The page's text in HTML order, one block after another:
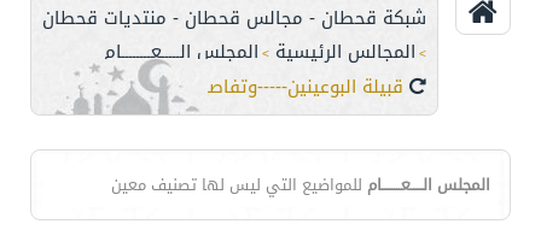
شبكة قحطان - مجالس قحطان - منتديات قحطان
> المجالس الرئيسية > المجلس الـــــعــــــــام
قبيلة البوعينين-----وتفاصيلها
المجلس الـــــعــــــــام للمواضيع التي ليس لها تصنيف معين